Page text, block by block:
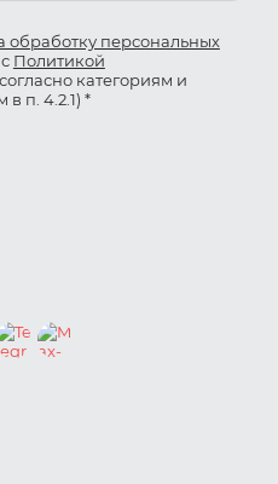
обработку персональных
Политикой
категориям и
п. 4.2.1) *